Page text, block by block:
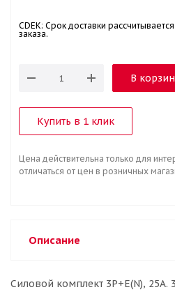
CDEK: Срок доставки
заказа.
В
Купить в 1 клик
Цена действительна только для
отличаться от цен в розничных
Описание
Силовой комплект 3Р+Е(N), 25А.